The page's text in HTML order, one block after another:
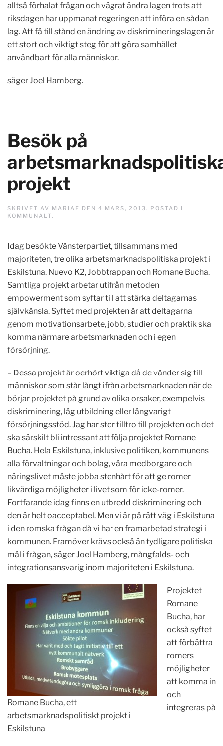
alltså förhalat frågan och vägrat ändra lagen trots att
riksdagen har uppmanat regeringen att införa en sådan
lag. Att få till stånd en ändring av diskrimineringslagen är
ett stort och viktigt steg för att göra samhället
användbart för alla människor.
säger Joel Hamberg.
Besök på
projekt
SKRIVET AV MARIAF DEN 4 MARS, 2013. POSTAD I
KOMMUNALT.
Idag besökte Vänsterpartiet, tillsammans med
majoriteten, tre olika arbetsmarknadspolitiska projekt i
Eskilstuna. Nuevo K2, Jobbtrappan och Romane Bucha.
Samtliga projekt arbetar utifrån metoden
empowerment som syftar till att stärka deltagarnas
självkänsla. Syftet med projekten är att deltagarna
genom motivationsarbete, jobb, studier och praktik ska
komma närmare arbetsmarknaden och i egen
försörjning.
– Dessa projekt är oerhört viktiga då de vänder sig till
människor som står långt ifrån arbetsmarknaden när de
börjar projektet på grund av olika orsaker, exempelvis
diskriminering, låg utbildning eller långvarigt
försörjningsstöd. Jag har stor tilltro till projekten och det
ska särskilt bli intressant att följa projektet Romane
Bucha. Hela Eskilstuna, inklusive politiken, kommunens
alla förvaltningar och bolag, våra medborgare och
näringslivet måste jobba stenhårt för att ge romer
likvärdiga möjligheter i livet som för icke-romer.
Fortfarande idag finns en utbredd diskriminering och
den är helt oacceptabel. Men vi är på rätt väg i Eskilstuna
i den romska frågan då vi har en framarbetad strategi i
kommunen. Framöver krävs också än tydligare politiska
mål i frågan, säger Joel Hamberg, mångfalds- och
integrationsansvarig inom majoriteten i Eskilstuna.
Romane Bucha, ett
arbetsmarknadspolitiskt projekt i
Eskilstuna
Projektet
Romane
Bucha, har
också syftet
att förbättra
romers
möjligheter
att komma in
och
integreras på